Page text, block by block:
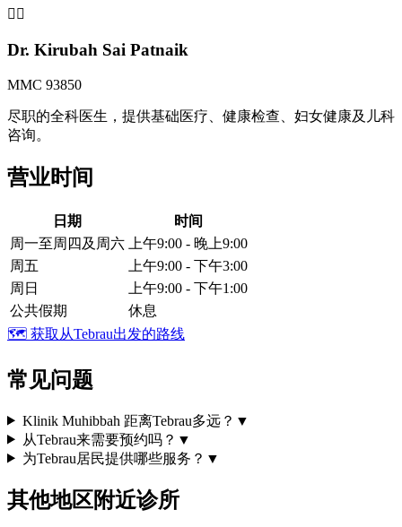
👩‍⚕️
Dr. Kirubah Sai Patnaik
MMC 93850
尽职的全科医生，提供基础医疗、健康检查、妇女健康及儿科
咨询。
营业时间
日期
时间
周一至周四及周六
上午9:00 - 晚上9:00
周五
上午9:00 - 下午3:00
周日
上午9:00 - 下午1:00
公共假期
休息
🗺️ 获取从Tebrau出发的路线
常见问题
Klinik Muhibbah 距离Tebrau多远？ ▼
从Tebrau来需要预约吗？ ▼
为Tebrau居民提供哪些服务？ ▼
其他地区附近诊所